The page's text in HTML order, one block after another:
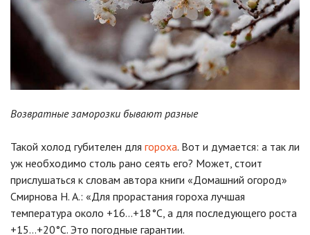
Возвратные заморозки бывают разные
Такой холод губителен для гороха. Вот и думается: а так ли
уж необходимо столь рано сеять его? Может, стоит
прислушаться к словам автора книги «Домашний огород»
Смирнова Н. А.: «Для прорастания гороха лучшая
температура около +16…+18°C, а для последующего роста
+15…+20°C. Это погодные гарантии.